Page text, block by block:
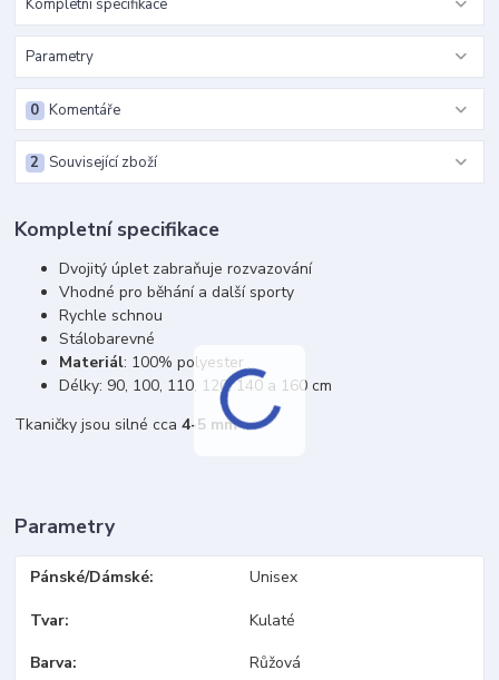
Kompletní specifikace
Parametry
Komentáře
0
Související zboží
2
Kompletní specifikace
Dvojitý úplet zabraňuje rozvazování
Vhodné pro běhání a další sporty
Rychle schnou
Stálobarevné
Materiál: 100% polyester
Délky: 90, 100, 110, 120, 140 a 160 cm
Tkaničky jsou silné cca4-5 mm
Parametry
Pánské/Dámské Unisex
Tvar Kulaté
Barva Růžová